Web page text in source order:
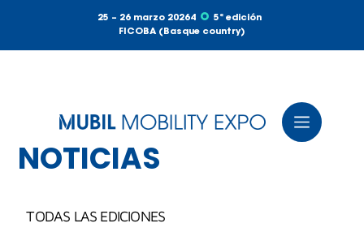
25 – 26 marzo 20264
5ª edición
FICOBA (Basque country)
NOTICIAS
TODAS LAS EDICIONES